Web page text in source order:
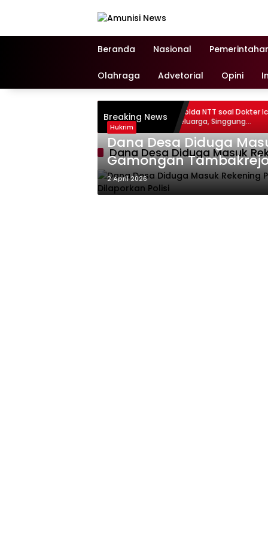
Beranda Nasional
Olahraga Advetorial Opini
Breaking News
Pernyataan Kapolda NTT soal Dokter Icha
Disayangkan Keluarga, Singgung
Pendampingan Ahli Jiwa
Dana Desa Diduga Masuk
Hukrim
Dana Desa Diduga
Gamongan
2 April 2026